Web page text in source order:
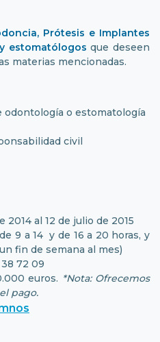
Prótesis e Implantes
estomatólogos que deseen
materias mencionadas.
odontología o estomatología
civil
2014 al 12 de julio de 2015
9 a 14 y de 16 a 20 horas, y
fin de semana al mes)
72 09
euros. *Nota: Ofrecemos
pago.